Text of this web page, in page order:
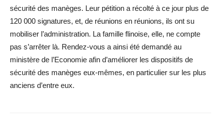
sécurité des manèges. Leur pétition a récolté à ce jour plus de
120 000 signatures, et, de réunions en réunions, ils ont su
mobiliser l’administration. La famille flinoise, elle, ne compte
pas s’arrêter là. Rendez-vous a ainsi été demandé au
ministère de l’Economie afin d’améliorer les dispositifs de
sécurité des manèges eux-mêmes, en particulier sur les plus
anciens d’entre eux.